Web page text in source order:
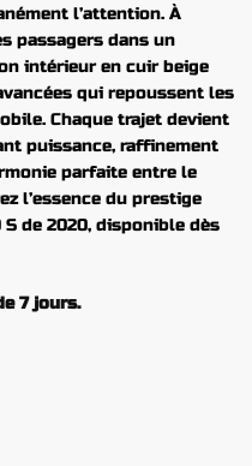
l’attention. À
passagers dans un
intérieur en cuir beige
qui repoussent les
Chaque trajet devient
puissance, raffinement
parfaite entre le
l’essence du prestige
de 2020, disponible dès
7 jours.